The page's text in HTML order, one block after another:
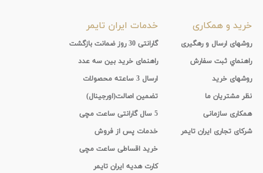
خرید و همکاری
روشهای ارسال و رهگیری
راهنماي ثبت سفارش
روشهای خرید
نظر مشتریان ما
همکاری سازمانی
شرکای تجاری ایران تایمر
خدمات ایران تایمر
گارانتی 30 روز ضمانت بازگشت
راهنمای خرید بین سه عدد
ارسال 3 ساعته محصولات
تضمین اصالت(اورجینال)
5 سال گارانتی ساعت مچی
خدمات پس از فروش
خرید اقساطی ساعت مچی
کارت هدیه ایران تایمر